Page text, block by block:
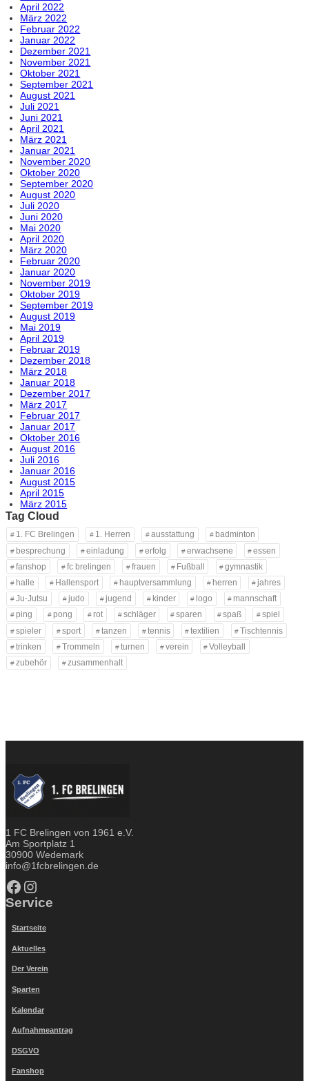
April 2022
März 2022
Februar 2022
Januar 2022
Dezember 2021
November 2021
Oktober 2021
September 2021
August 2021
Juli 2021
Juni 2021
April 2021
März 2021
Januar 2021
November 2020
Oktober 2020
September 2020
August 2020
Juli 2020
Juni 2020
Mai 2020
April 2020
März 2020
Februar 2020
Januar 2020
November 2019
Oktober 2019
September 2019
August 2019
Mai 2019
April 2019
Februar 2019
Dezember 2018
März 2018
Januar 2018
Dezember 2017
März 2017
Februar 2017
Januar 2017
Oktober 2016
August 2016
Juli 2016
Januar 2016
August 2015
April 2015
März 2015
Tag Cloud
1. FC Brelingen 1. Herren ausstattung
badminton
besprechung
einladung erfolg erwachsene
essen
fanshop
fc brelingen frauen Fußball
gymnastik
halle
Hallensport hauptversammlung herren
jahres
Ju-Jutsu
judo jugend kinder logo
mannschaft
ping
pong rot schläger sparen spaß
spiel
spieler
sport tanzen tennis textilien
Tischtennis
trinken
Trommeln turnen verein
Volleyball
zubehör
zusammenhalt
1 FC Brelingen von 1961 e.V.
Am Sportplatz 1
30900 Wedemark
info@1fcbrelingen.de
Facebook Instagram
Service
Startseite
Aktuelles
Der Verein
Sparten
Kalendar
Aufnahmeantrag
DSGVO
Fanshop